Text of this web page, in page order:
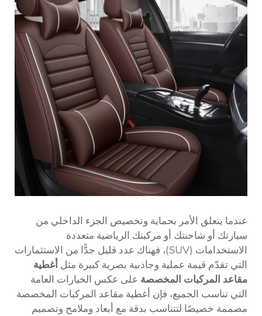
عندما يتعلق الأمر بحماية وتخصيص الجزء الداخلي من
سيارتك أو شاحنتك أو مركبتك الرياضية متعددة
الاستخدامات (SUV)، فهناك عدد قليل جدًّا من الاستثمارات
التي تقدّم قيمة عملية وجاذبية بصرية كبيرة مثل أغطية
مقاعد المركبات المخصصة على عكس الخيارات العامة
التي تناسب الجميع، فإن أغطية مقاعد المركبات المخصصة
مصممة خصيصًا لتتناسب بدقة مع أبعاد وملامح وتصميم